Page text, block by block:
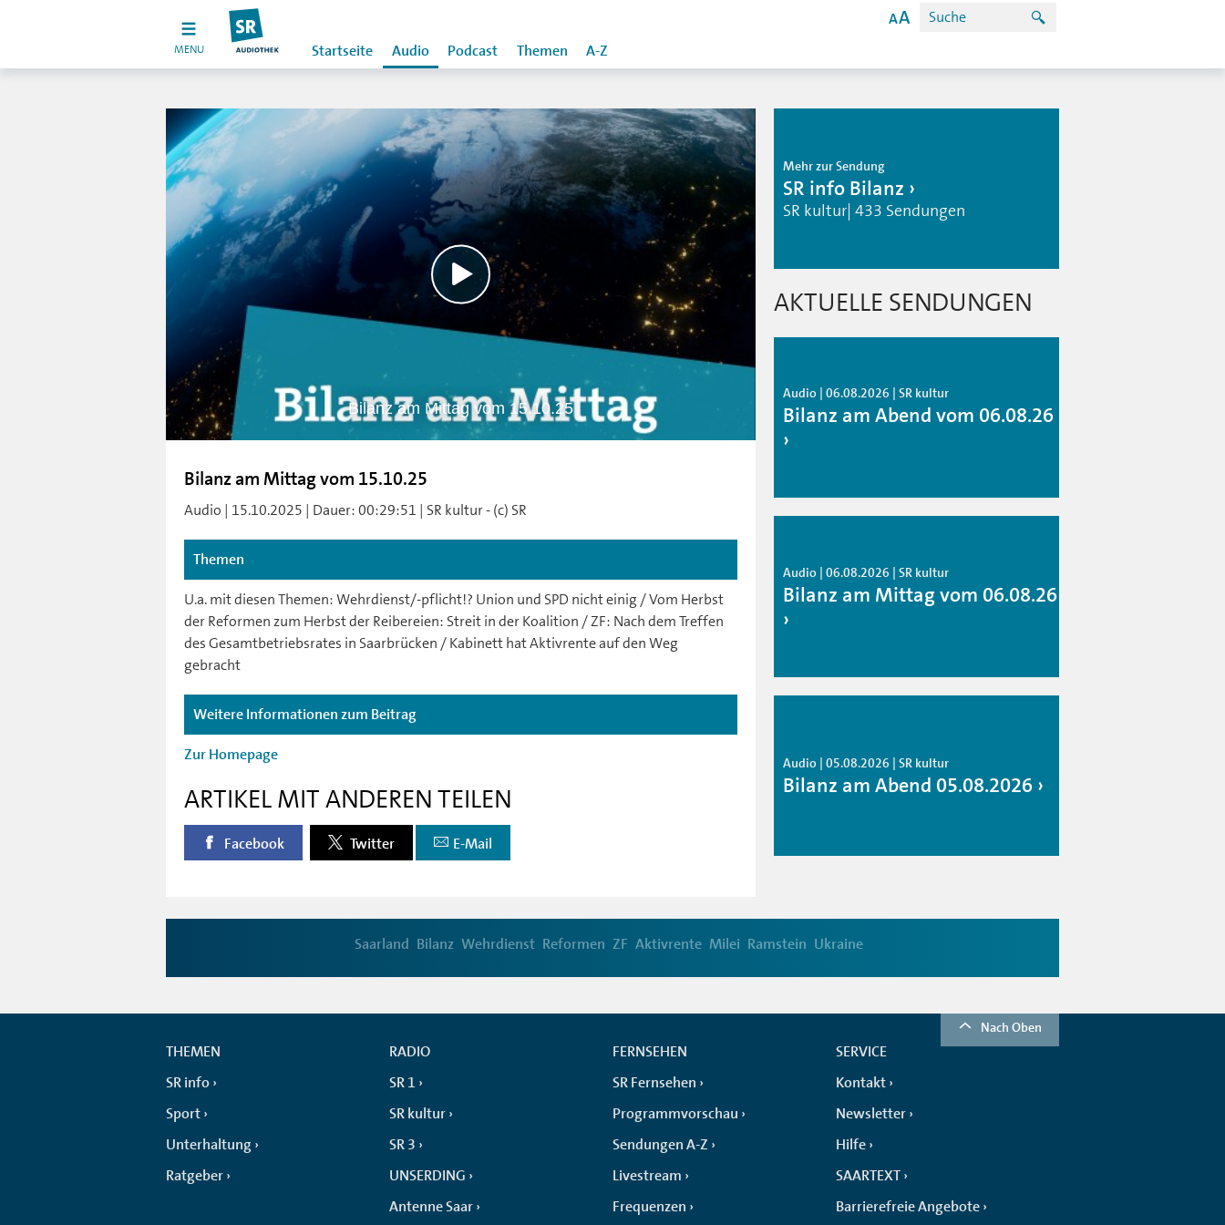
MENU Startseite Audio Podcast Themen A-Z
Bilanz am Mittag vom 15.10.25
Bilanz am Mittag vom 15.10.25
Audio | 15.10.2025 | Dauer: 00:29:51 | SR kultur - (c) SR
Themen
U.a. mit diesen Themen: Wehrdienst/-pflicht!? Union und SPD nicht einig / Vom Herbst
der Reformen zum Herbst der Reibereien: Streit in der Koalition / ZF: Nach dem Treffen
des Gesamtbetriebsrates in Saarbrücken / Kabinett hat Aktivrente auf den Weg
gebracht
Weitere Informationen zum Beitrag
Zur Homepage
ARTIKEL MIT ANDEREN TEILEN
Facebook Twitter E-Mail
Mehr zur Sendung
SR info Bilanz
SR kultur| 433 Sendungen
AKTUELLE SENDUNGEN
Audio | 06.08.2026 | SR kultur
Bilanz am Abend vom 06.08.26
Audio | 06.08.2026 | SR kultur
Bilanz am Mittag vom 06.08.26
Audio | 05.08.2026 | SR kultur
Bilanz am Abend 05.08.2026
Saarland Bilanz Wehrdienst Reformen ZF Aktivrente Milei Ramstein Ukraine
Nach Oben
THEMEN
SR info
Sport
Unterhaltung
Ratgeber
RADIO
SR 1
SR kultur
SR 3
UNSERDING
Antenne Saar
FERNSEHEN
SR Fernsehen
Programmvorschau
Sendungen A-Z
Livestream
Frequenzen
SERVICE
Kontakt
Newsletter
Hilfe
SAARTEXT
Barrierefreie Angebote